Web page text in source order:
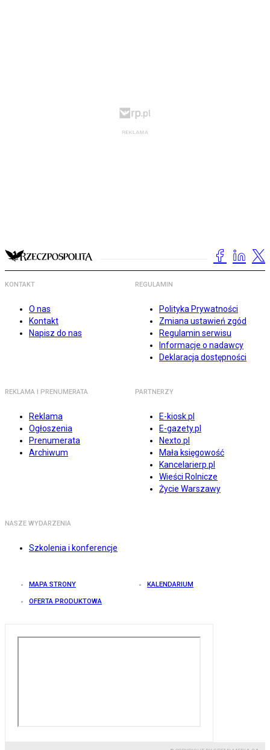
KONTAKT
O nas
Kontakt
Napisz do nas
REGULAMIN
Polityka Prywatności
Zmiana ustawień zgód
Regulamin serwisu
Informacje o nadawcy
Deklaracja dostępności
REKLAMA I PRENUMERATA
Reklama
Ogłoszenia
Prenumerata
Archiwum
PARTNERZY
E-kiosk.pl
E-gazety.pl
Nexto.pl
Mała księgowość
Kancelarierp.pl
Wieści Rolnicze
Życie Warszawy
NASZE WYDARZENIA
Szkolenia i konferencje
MAPA STRONY KALENDARIUM
OFERTA PRODUKTOWA